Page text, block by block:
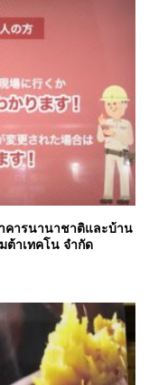
คารนานาชาติและบ้าน
ต้าเทคโน จำกัด